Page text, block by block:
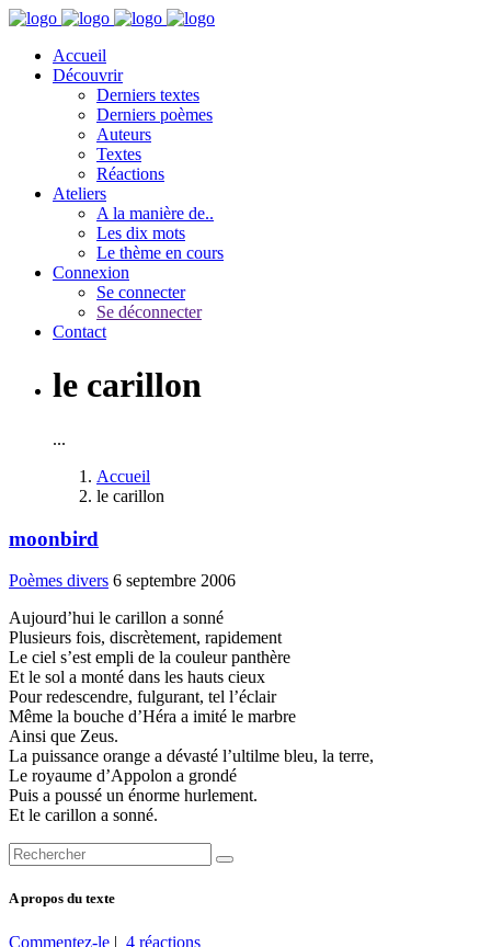
Accueil
Découvrir
Derniers textes
Derniers poèmes
Auteurs
Textes
Réactions
Ateliers
A la manière de..
Les dix mots
Le thème en cours
Connexion
Se connecter
Se déconnecter
Contact
le carillon
...
Accueil
le carillon
moonbird
Poèmes divers 6 septembre 2006
Aujourd’hui le carillon a sonné
Plusieurs fois, discrètement, rapidement
Le ciel s’est empli de la couleur panthère
Et le sol a monté dans les hauts cieux
Pour redescendre, fulgurant, tel l’éclair
Même la bouche d’Héra a imité le marbre
Ainsi que Zeus.
La puissance orange a dévasté l’ultilme bleu, la terre,
Le royaume d’Appolon a grondé
Puis a poussé un énorme hurlement.
Et le carillon a sonné.
A propos du texte
Commentez-le | 4 réactions